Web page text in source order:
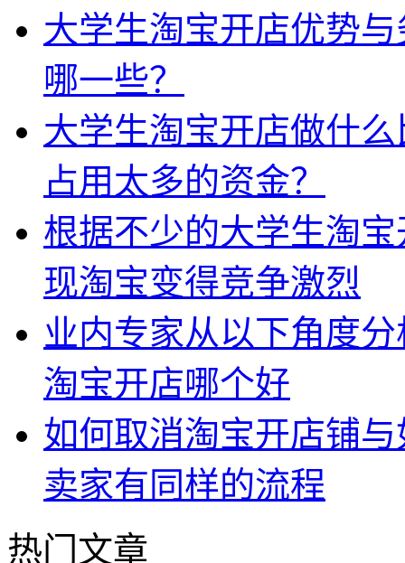
大学生淘宝开店优势
哪一些？
大学生淘宝开店做什
占用太多的资金？
根据不少的大学生淘
现淘宝变得竞争激烈
业内专家从以下角度
淘宝开店哪个好
如何取消淘宝开店铺
卖家有同样的流程
热门文章